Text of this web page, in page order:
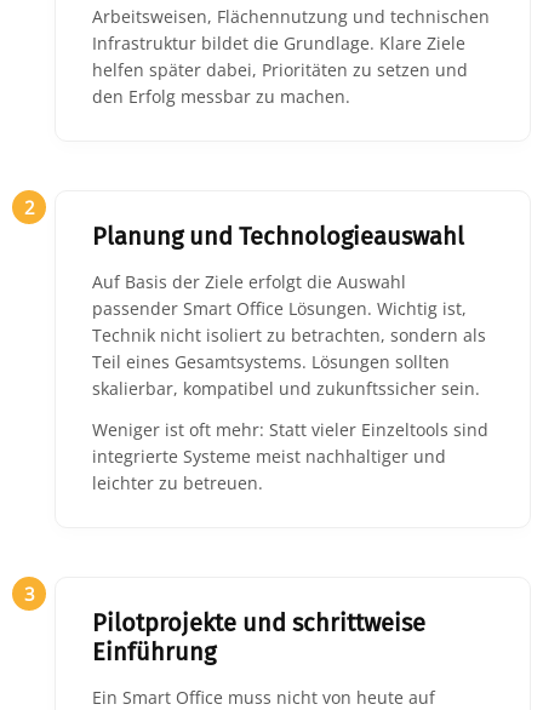
Arbeitsweisen, Flächennutzung und technischen
Infrastruktur bildet die Grundlage. Klare Ziele
helfen später dabei, Prioritäten zu setzen und
den Erfolg messbar zu machen.
2
Planung und Technologieauswahl
Auf Basis der Ziele erfolgt die Auswahl
passender Smart Office Lösungen. Wichtig ist,
Technik nicht isoliert zu betrachten, sondern als
Teil eines Gesamtsystems. Lösungen sollten
skalierbar, kompatibel und zukunftssicher sein.
Weniger ist oft mehr: Statt vieler Einzeltools sind
integrierte Systeme meist nachhaltiger und
leichter zu betreuen.
3
Pilotprojekte und schrittweise
Einführung
Ein Smart Office muss nicht von heute auf